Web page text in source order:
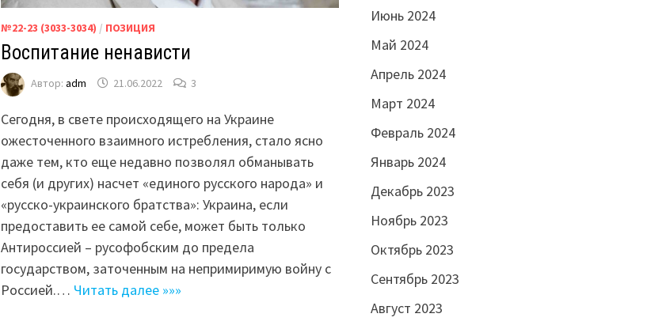
№22-23 (3033-3034) / ПОЗИЦИЯ
Воспитание ненависти
Автор: adm 21.06.2022 3
Сегодня, в свете происходящего на Украине
ожесточенного взаимного истребления, стало ясно
даже тем, кто еще недавно позволял обманывать
себя (и других) насчет «единого русского народа» и
«русско-украинского братства»: Украина, если
предоставить ее самой себе, может быть только
Антироссией – русофобским до предела
государством, заточенным на непримиримую войну с
Россией.… Читать далее »»»
Июнь 2024
Май 2024
Апрель 2024
Март 2024
Февраль 2024
Январь 2024
Декабрь 2023
Ноябрь 2023
Октябрь 2023
Сентябрь 2023
Август 2023